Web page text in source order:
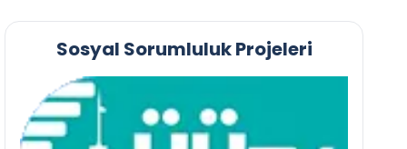
Sosyal Sorumluluk Projeleri